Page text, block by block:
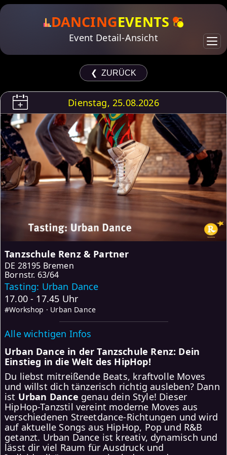
DANCINGEVENTS
Event Detail-Ansicht
❮ ZURÜCK
Dienstag, 25.08.2026
Tanzschule Renz & Partner
DE 28195 Bremen
Bornstr. 63/64
Tasting: Urban Dance
17.00 - 17.45 Uhr
#Workshop · Urban Dance
Alle wichtigen Infos
Urban Dance in der Tanzschule Renz: Dein
Einstieg in die Welt des HipHop!
Du liebst mitreißende Beats, kraftvolle Moves
und willst dich tänzerisch richtig ausleben? Dann
ist Urban Dance genau dein Style! Dieser
HipHop-Tanzstil vereint moderne Moves aus
verschiedenen Streetdance-Richtungen und wird
auf aktuelle Songs aus HipHop, Pop und R&B
getanzt. Urban Dance ist kreativ, dynamisch und
lässt dir viel Raum für Ausdruck und